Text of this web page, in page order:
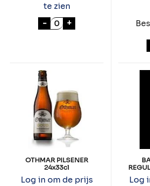
te zien
- BAVARIA PILS FUST 20
+
OTHMAR PILSENER
24x33cl
Log in om de prijs
Log